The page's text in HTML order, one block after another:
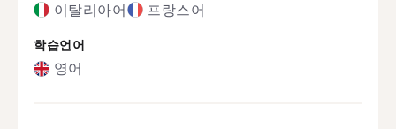
이탈리아어 프랑스어
학습언어
영어